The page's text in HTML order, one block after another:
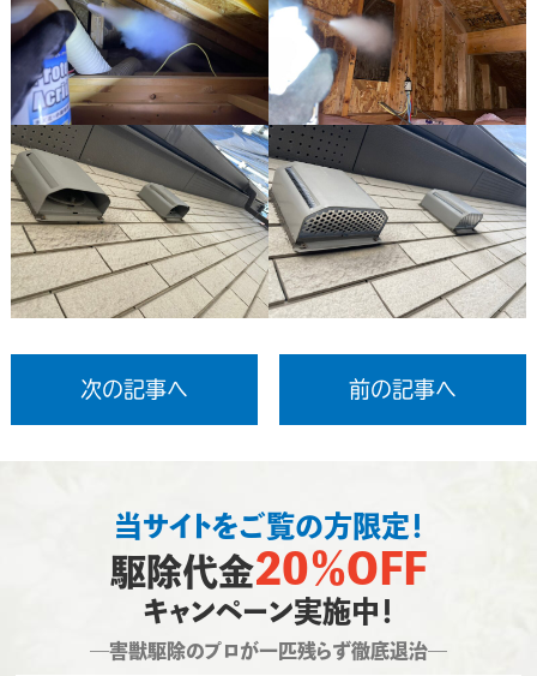
次の記事へ 前の記事へ
当サイトをご覧の方限定！
駆除代金20％OFF
キャンペーン実施中！
―害獣駆除のプロが一匹残らず徹底退治―